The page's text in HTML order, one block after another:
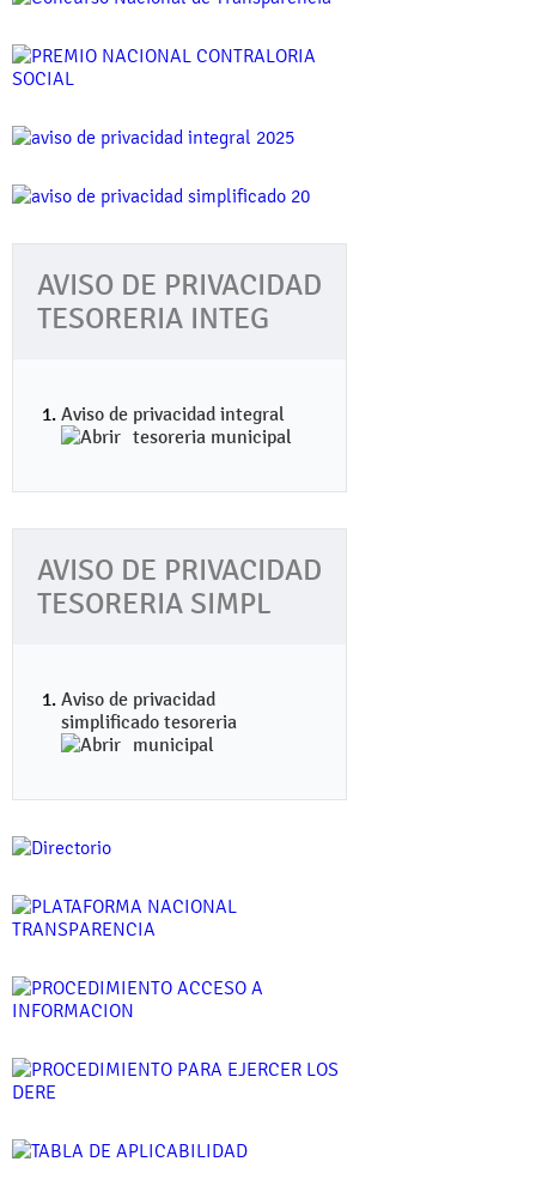
AVISO DE PRIVACIDAD
TESORERIA INTEG
Aviso de privacidad integral
tesoreria municipal
AVISO DE PRIVACIDAD
TESORERIA SIMPL
Aviso de privacidad
simplificado tesoreria
municipal